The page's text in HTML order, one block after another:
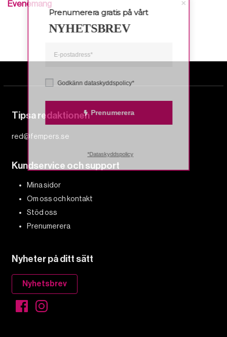
Evenemang
Tipsa redaktionen
red@fempers.se
Kundservice och support
Mina sidor
Om oss och kontakt
Stöd oss
Prenumerera
Nyheter på ditt sätt
Nyhetsbrev
Godkänn dataskyddspolicy*
Prenumerera
Prenumerera gratis på vårt
NYHETSBREV
*Dataskyddspolicy